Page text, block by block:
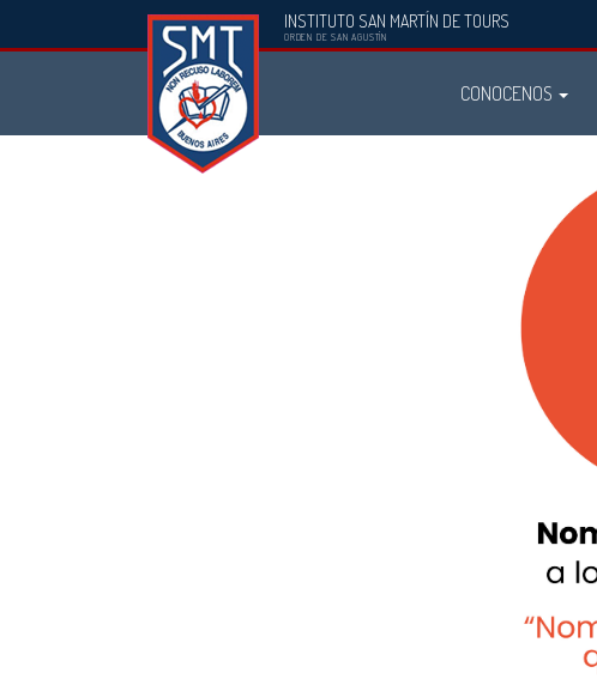
INSTITUTO SAN MARTÍN DE TOURS
ORDEN DE SAN AGUSTÍN
Instituto
San
Martín
de
Tours
CONOCENOS